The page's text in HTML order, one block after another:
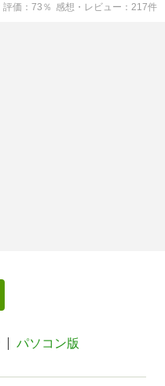
評価 73 ％ 感想・レビュー 217件
パソコン版